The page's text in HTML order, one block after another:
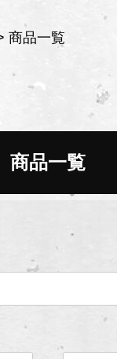
商品一覧
商品一覧